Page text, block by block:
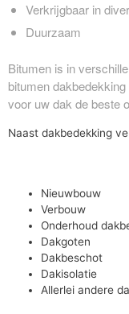
Verkrijgbaar in
Duurzaam
Bitumen is in
bitumen
voor uw dak de beste
Naast dakbedekking
Nieuwbouw
Verbouw
Onderhoud
Dakgoten
Dakbeschot
Dakisolatie
Allerlei andere